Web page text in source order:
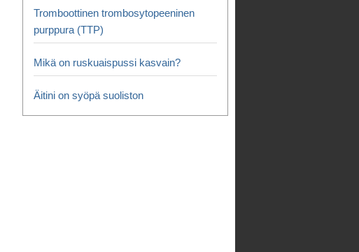
Tromboottinen trombosytopeeninen
purppura (TTP)
Mikä on ruskuaispussi kasvain?
Äitini on syöpä suoliston